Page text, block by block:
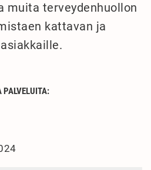
muita terveydenhuollon
kattavan ja
PALVELUITA: